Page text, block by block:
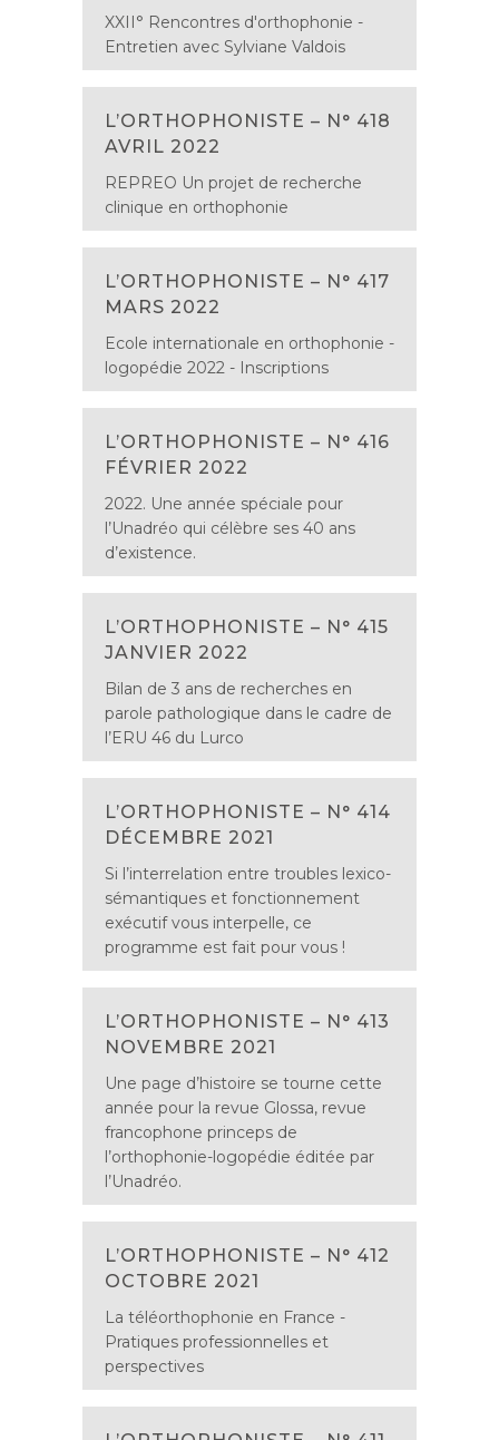
XXII° Rencontres d'orthophonie -
Entretien avec Sylviane Valdois
L’ORTHOPHONISTE – N° 418
AVRIL 2022
REPREO Un projet de recherche
clinique en orthophonie
L’ORTHOPHONISTE – N° 417
MARS 2022
Ecole internationale en orthophonie -
logopédie 2022 - Inscriptions
L’ORTHOPHONISTE – N° 416
FÉVRIER 2022
2022. Une année spéciale pour
l’Unadréo qui célèbre ses 40 ans
d’existence.
L’ORTHOPHONISTE – N° 415
JANVIER 2022
Bilan de 3 ans de recherches en
parole pathologique dans le cadre de
l’ERU 46 du Lurco
L’ORTHOPHONISTE – N° 414
DÉCEMBRE 2021
Si l’interrelation entre troubles lexico-
sémantiques et fonctionnement
exécutif vous interpelle, ce
programme est fait pour vous !
L’ORTHOPHONISTE – N° 413
NOVEMBRE 2021
Une page d’histoire se tourne cette
année pour la revue Glossa, revue
francophone princeps de
l’orthophonie-logopédie éditée par
l’Unadréo.
L’ORTHOPHONISTE – N° 412
OCTOBRE 2021
La téléorthophonie en France -
Pratiques professionnelles et
perspectives